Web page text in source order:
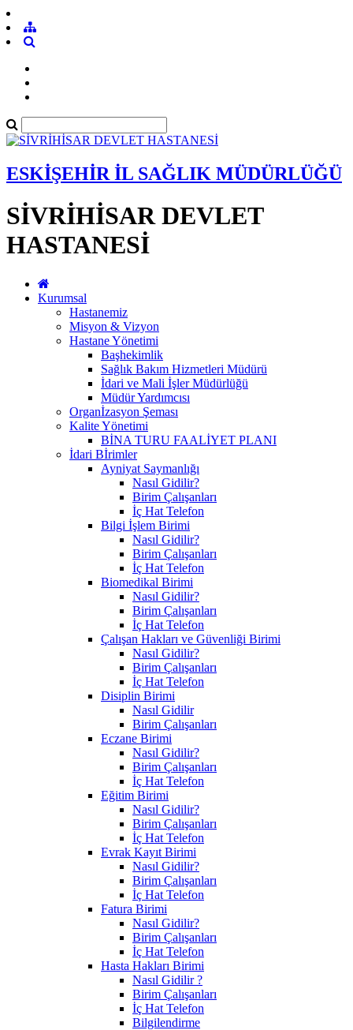
ESKİŞEHİR İL SAĞLIK MÜDÜRLÜĞÜ
SİVRİHİSAR DEVLET
HASTANESİ
Kurumsal
Hastanemiz
Misyon & Vizyon
Hastane Yönetimi
Başhekimlik
Sağlık Bakım Hizmetleri Müdürü
İdari ve Mali İşler Müdürlüğü
Müdür Yardımcısı
Organİzasyon Şeması
Kalite Yönetimi
BİNA TURU FAALİYET PLANI
İdari Bİrimler
Ayniyat Saymanlığı
Nasıl Gidilir?
Birim Çalışanları
İç Hat Telefon
Bilgi İşlem Birimi
Nasıl Gidilir?
Birim Çalışanları
İç Hat Telefon
Biomedikal Birimi
Nasıl Gidilir?
Birim Çalışanları
İç Hat Telefon
Çalışan Hakları ve Güvenliği Birimi
Nasıl Gidilir?
Birim Çalışanları
İç Hat Telefon
Disiplin Birimi
Nasıl Gidilir
Birim Çalışanları
Eczane Birimi
Nasıl Gidilir?
Birim Çalışanları
İç Hat Telefon
Eğitim Birimi
Nasıl Gidilir?
Birim Çalışanları
İç Hat Telefon
Evrak Kayıt Birimi
Nasıl Gidilir?
Birim Çalışanları
İç Hat Telefon
Fatura Birimi
Nasıl Gidilir?
Birim Çalışanları
İç Hat Telefon
Hasta Hakları Birimi
Nasıl Gidilir ?
Birim Çalışanları
İç Hat Telefon
Bilgilendirme